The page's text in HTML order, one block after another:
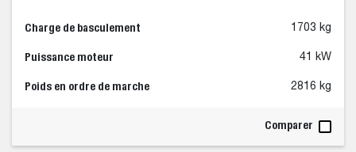
Charge de basculement 1703 kg
Puissance moteur 41 kW
Poids en ordre de marche 2816 kg
Comparer